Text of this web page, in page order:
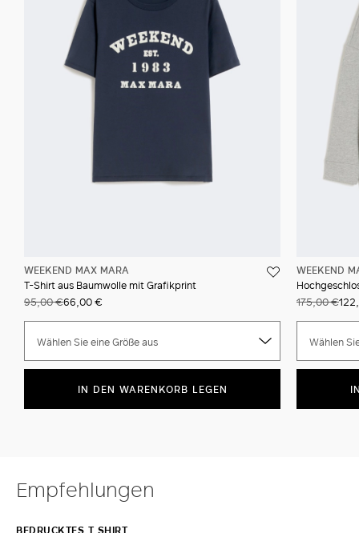
WEEKEND MAX MARA
T-Shirt aus Baumwolle mit Grafikprint
95,00 €66,00 €
Wählen Sie eine Größe aus
IN DEN WARENKORB LEGEN
WEEKEND
175,00 €
Wählen
Empfehlungen
BEDRUCKTES T SHIRT